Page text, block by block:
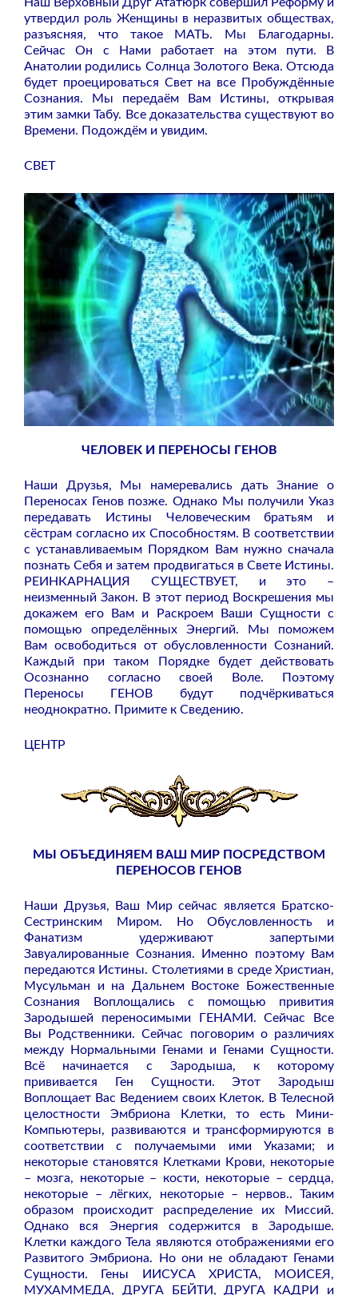
утвердил роль Женщины в неразвитых обществах,
разъясняя, что такое МАТЬ. Мы Благодарны.
Сейчас Он с Нами работает на этом пути. В
Анатолии родились Солнца Золотого Века. Отсюда
будет проецироваться Свет на все Пробуждённые
Сознания. Мы передаём Вам Истины, открывая
этим замки Табу. Все доказательства существуют во
Времени. Подождём и увидим.
СВЕТ
ЧЕЛОВЕК И ПЕРЕНОСЫ ГЕНОВ
Наши Друзья, Мы намеревались дать Знание о
Переносах Генов позже. Однако Мы получили Указ
передавать Истины Человеческим братьям и
сёстрам согласно их Способностям. В соответствии
с устанавливаемым Порядком Вам нужно сначала
познать Себя и затем продвигаться в Свете Истины.
РЕИНКАРНАЦИЯ СУЩЕСТВУЕТ, и это –
неизменный Закон. В этот период Воскрешения мы
докажем его Вам и Раскроем Ваши Сущности с
помощью определённых Энергий. Мы поможем
Вам освободиться от обусловленности Сознаний.
Каждый при таком Порядке будет действовать
Осознанно согласно своей Воле. Поэтому
Переносы ГЕНОВ будут подчёркиваться
неоднократно. Примите к Сведению.
ЦЕНТР
МЫ ОБЪЕДИНЯЕМ ВАШ МИР ПОСРЕДСТВОМ
ПЕРЕНОСОВ ГЕНОВ
Наши Друзья, Ваш Мир сейчас является Братско-
Сестринским Миром. Но Обусловленность и
Фанатизм удерживают запертыми
Завуалированные Сознания. Именно поэтому Вам
передаются Истины. Столетиями в среде Христиан,
Мусульман и на Дальнем Востоке Божественные
Сознания Воплощались с помощью привития
Зародышей переносимыми ГЕНАМИ. Сейчас Все
Вы Родственники. Сейчас поговорим о различиях
между Нормальными Генами и Генами Сущности.
Всё начинается с Зародыша, к которому
прививается Ген Сущности. Этот Зародыш
Воплощает Вас Ведением своих Клеток. В Телесной
целостности Эмбриона Клетки, то есть Мини-
Компьютеры, развиваются и трансформируются в
соответствии с получаемыми ими Указами; и
некоторые становятся Клетками Крови, некоторые
– мозга, некоторые – кости, некоторые – сердца,
некоторые – лёгких, некоторые – нервов.. Таким
образом происходит распределение их Миссий.
Однако вся Энергия содержится в Зародыше.
Клетки каждого Тела являются отображениями его
Развитого Эмбриона. Но они не обладают Генами
Сущности. Гены ИИСУСА ХРИСТА, МОИСЕЯ,
МУХАММЕДА, ДРУГА БЕЙТИ, ДРУГА КАДРИ и